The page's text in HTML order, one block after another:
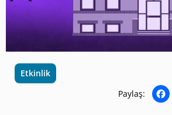
MÜZESI
ATATÜRK KÜTÜPHANESI
KÜLTÜREL MIRASA
DESTEK
Etkinlik
Paylaş: